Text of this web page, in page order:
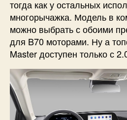
тогда как у остальных
многорычажка. Модель в
можно выбрать с обоими
для B70 моторами. Ну а
Master доступен только с